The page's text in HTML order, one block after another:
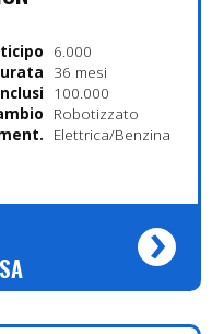
6.000
36 mesi
100.000
Robotizzato
Elettrica/Benzina